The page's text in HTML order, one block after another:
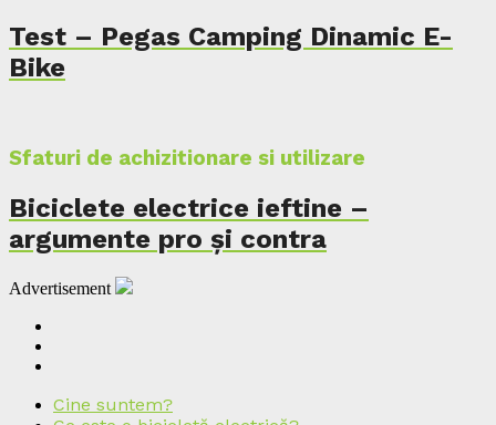
Test – Pegas Camping Dinamic E-
Bike
Sfaturi de achizitionare si utilizare
Biciclete electrice ieftine –
argumente pro și contra
Advertisement
Cine suntem?